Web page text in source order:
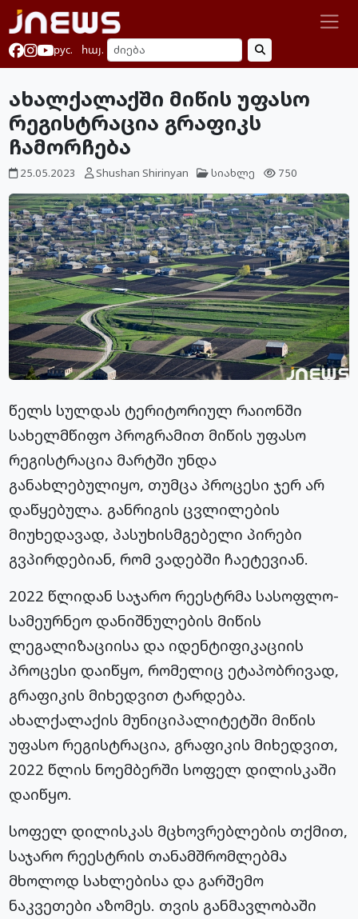
рус. հայ.
ახალქალაქში მიწის უფასო
რეგისტრაცია გრაფიკს
ჩამორჩება
25.05.2023 Shushan Shirinyan სიახლე 750
წელს სულდას ტერიტორიულ რაიონში
სახელმწიფო პროგრამით მიწის უფასო
რეგისტრაცია მარტში უნდა
განახლებულიყო, თუმცა პროცესი ჯერ არ
დაწყებულა. განრიგის ცვლილების
მიუხედავად, პასუხისმგებელი პირები
გვპირდებიან, რომ ვადებში ჩაეტევიან.
2022 წლიდან საჯარო რეესტრმა სასოფლო-
სამეურნეო დანიშნულების მიწის
ლეგალიზაციისა და იდენტიფიკაციის
პროცესი დაიწყო, რომელიც ეტაპობრივად,
გრაფიკის მიხედვით ტარდება.
ახალქალაქის მუნიციპალიტეტში მიწის
უფასო რეგისტრაცია, გრაფიკის მიხედვით,
2022 წლის ნოემბერში სოფელ დილისკაში
დაიწყო.
სოფელ დილისკას მცხოვრებლების თქმით,
საჯარო რეესტრის თანამშრომლებმა
მხოლოდ სახლებისა და გარშემო
ნაკვეთები აზომეს. თვის განმავლობაში